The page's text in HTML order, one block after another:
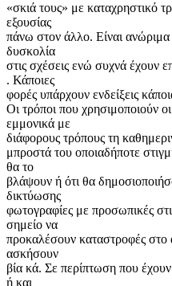
«σκιά τους» με καταχρηστικό
εξουσίας
πάνω στον άλλο. Είναι
δυσκολία
στις σχέσεις ενώ συχνά έχουν
. Κάποιες
φορές υπάρχουν ενδείξεις
Οι τρόποι που χρησιμοποιούν
εμμονικά με
διάφορους τρόπους τη
μπροστά του οποιαδήποτε
θα το
βλάψουν ή ότι θα
δικτύωσης
φωτογραφίες με προσωπικές
σημείο να
προκαλέσουν καταστροφές στο
ασκήσουν
βία κά. Σε περίπτωση που
ή και